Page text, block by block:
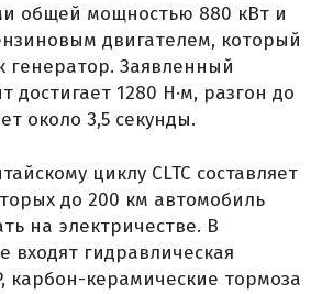
общей мощностью 880 кВт и
двигателем, который
генератор. Заявленный
достигает 1280 Н·м, разгон до
около 3,5 секунды.
циклу CLTC составляет
до 200 км автомобиль
на электричестве. В
входят гидравлическая
карбон-керамические тормоза